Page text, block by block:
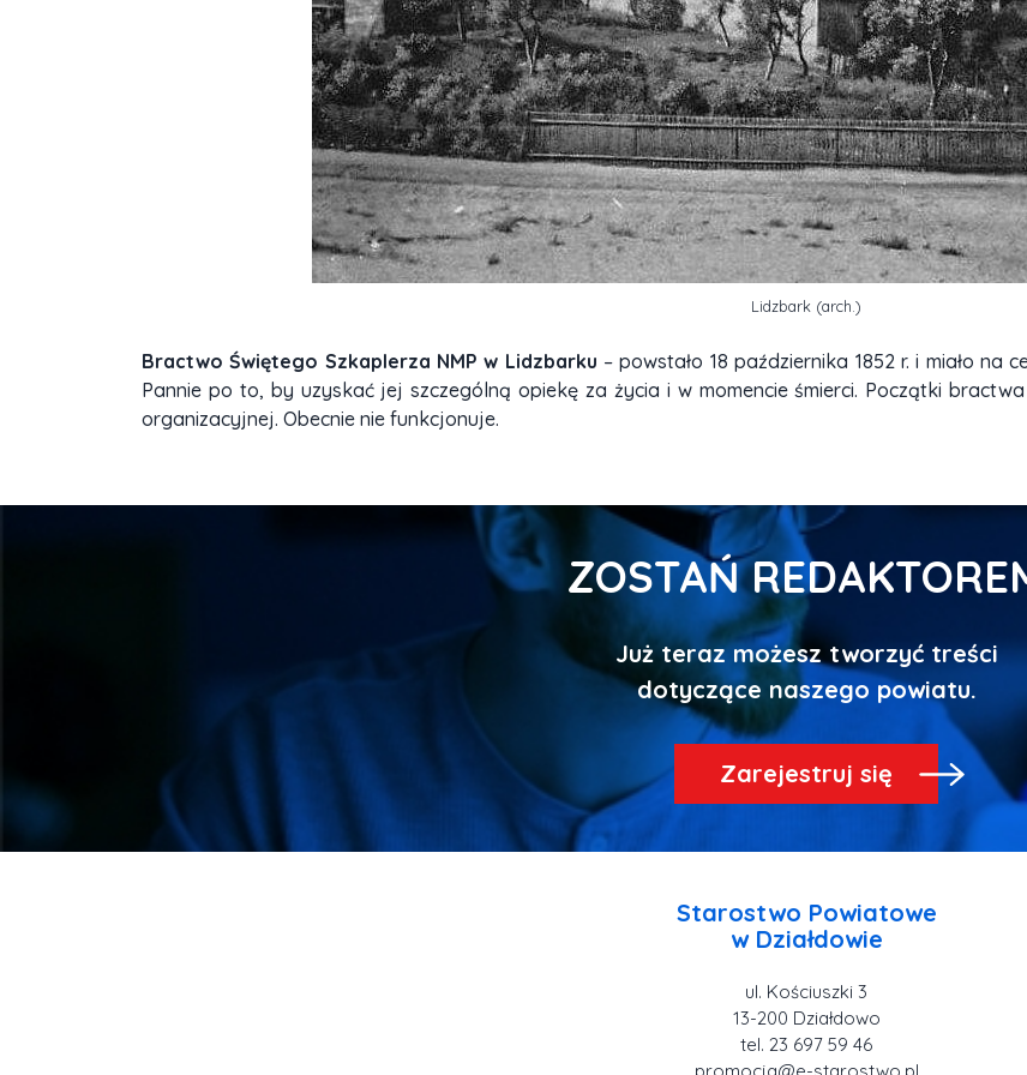
Lidzbark (arch.)
Bractwo Świętego Szkaplerza NMP w Lidzbarku – powstało 18 października 1852 r. i miało
Pannie po to, by uzyskać jej szczególną opiekę za życia i w momencie śmierci. Początki
organizacyjnej. Obecnie nie funkcjonuje.
ZOSTAŃ
Już teraz możesz tworzyć treści
Zarejestruj się
Starostwo Powiatowe
ul. Kościuszki 3
tel. 23 697 59 46